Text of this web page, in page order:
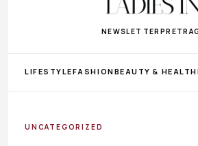
NEWSLETTER
LIFESTYLEFASHIONBEAUTY & HEALTH
UNCATEGORIZED